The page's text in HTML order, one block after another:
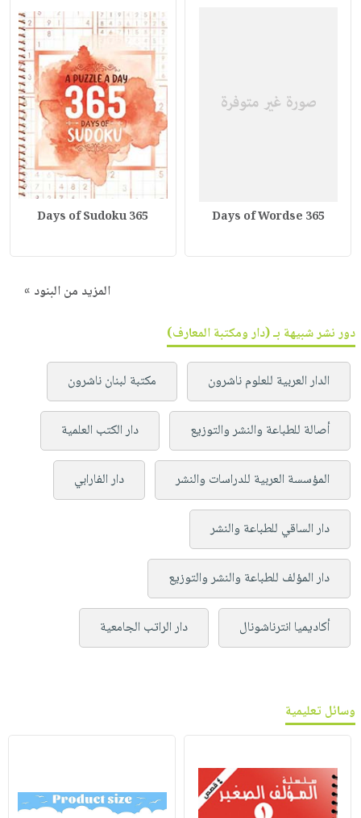
365 Days of Wordse
365 Days of Sudoku
المزيد من البنود »
دور نشر شبيهة بـ (دار ومكتبة المعارف)
الدار العربية للعلوم ناشرون مكتبة لبنان ناشرون
أصالة للطباعة والنشر والتوزيع دار الكتب العلمية
المؤسسة العربية للدراسات والنشر دار الفارابي
دار الساقي للطباعة والنشر
دار المؤلف للطباعة والنشر والتوزيع
أكاديميا انترناشونال دار الراتب الجامعية
وسائل تعليمية